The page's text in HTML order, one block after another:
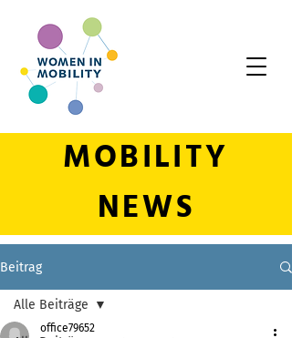
MOBILITY
NEWS
Beitrag
Alle Beiträge
office79652